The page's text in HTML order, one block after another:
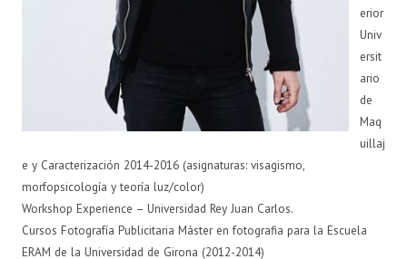
erior
Univ
ersit
ario
de
Maq
uillaj
e y Caracterización 2014-2016 (asignaturas: visagismo,
morfopsicología y teoría luz/color)
Workshop Experience – Universidad Rey Juan Carlos.
Cursos Fotografía Publicitaria Máster en fotografia para la Escuela
ERAM de la Universidad de Girona (2012-2014)